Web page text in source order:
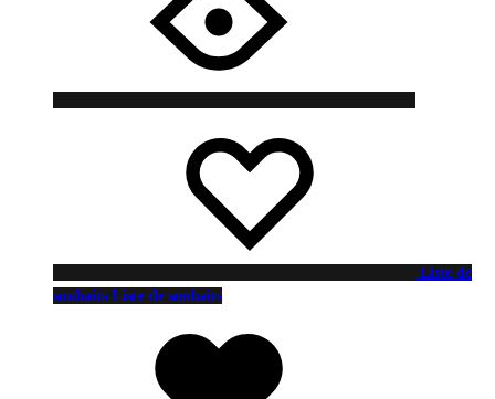
Liste de
souhaits Liste de souhaits